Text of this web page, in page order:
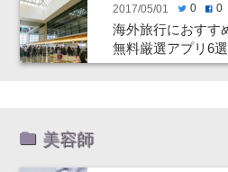
2017/05/01 twitter0 facebook0
海外旅行におすす
無料厳選アプリ6選
美容師